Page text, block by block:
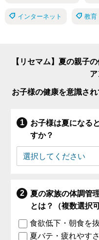
インターネット 教育
【リセマム】夏の親子
ア
お子様の健康を意識さ
お子様は夏になる
すか？
夏の家族の体調管
とは？（複数選択可
食欲低下・朝食を
夏バテ・疲れやすさ